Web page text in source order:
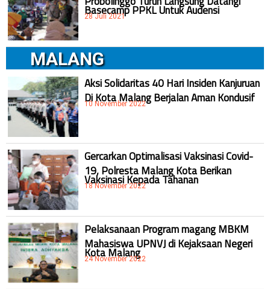
Basecamp PPKL Untuk Audensi
28 Juli 2021
MALANG
Aksi Solidaritas 40 Hari Insiden Kanjuruan
Di Kota Malang Berjalan Aman Kondusif
10 November 2022
Gercarkan Optimalisasi Vaksinasi Covid-
19, Polresta Malang Kota Berikan
Vaksinasi Kepada Tahanan
18 November 2022
Pelaksanaan Program magang MBKM
Mahasiswa UPNVJ di Kejaksaan Negeri
Kota Malang
24 November 2022